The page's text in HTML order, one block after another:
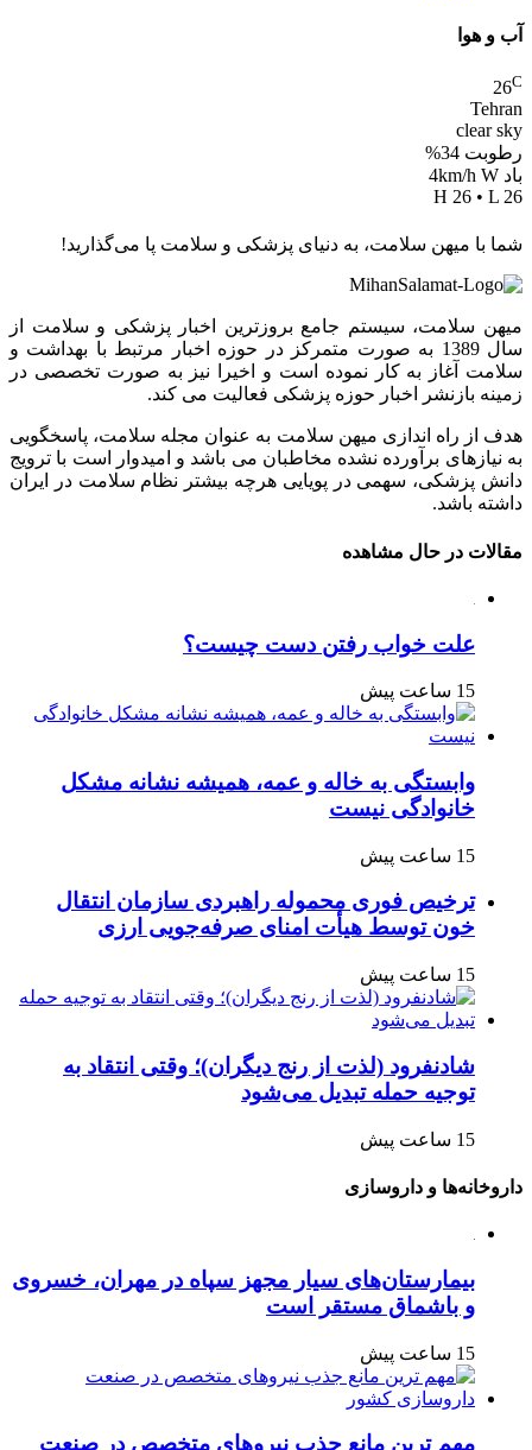
آب و هوا
26C
Tehran
clear sky
رطوبت 34%
باد 4km/h W
H 26 • L 26
شما با میهن سلامت، به دنیای پزشکی و سلامت پا می‌گذارید!
میهن سلامت، سیستم جامع بروزترین اخبار پزشکی و سلامت از
سال 1389 به صورت متمرکز در حوزه اخبار مرتبط با بهداشت و
سلامت آغاز به کار نموده است و اخیرا نیز به صورت تخصصی در
زمینه بازنشر اخبار حوزه پزشکی فعالیت می کند.
هدف از راه اندازی میهن سلامت به عنوان مجله سلامت، پاسخگویی
به نیازهای برآورده نشده مخاطبان می باشد و امیدوار است با ترویج
دانش پزشکی، سهمی در پویایی هرچه بیشتر نظام سلامت در ایران
داشته باشد.
مقالات در حال مشاهده
علت خواب رفتن دست چیست؟
15 ساعت پیش
وابستگی به خاله و عمه، همیشه نشانه مشکل
خانوادگی نیست
15 ساعت پیش
ترخیص فوری محموله راهبردی سازمان انتقال
خون توسط هیأت امنای صرفه‌جویی ارزی
15 ساعت پیش
شادنفرود (لذت از رنج دیگران)؛ وقتی انتقاد به
توجیه حمله تبدیل می‌شود
15 ساعت پیش
داروخانه‌ها و داروسازی
بیمارستان‌های سیار مجهز سپاه در مهران، خسروی
و باشماق مستقر است
15 ساعت پیش
مهم ترین مانع جذب نیروهای متخصص در صنعت